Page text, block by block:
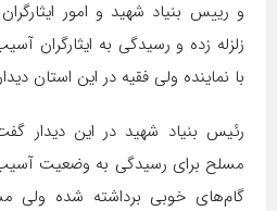
و رییس بنیاد شهید و امور
زلزله زده و رسیدگی به ایثارگران
با نماینده ولی فقیه در این استان
رئیس بنیاد شهید در این دیدار
مسلح برای رسیدگی به وضعیت
گام‌های خوبی برداشته شده ولی